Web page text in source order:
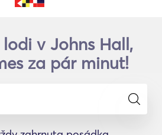
v Johns Hall,
za pár minut!